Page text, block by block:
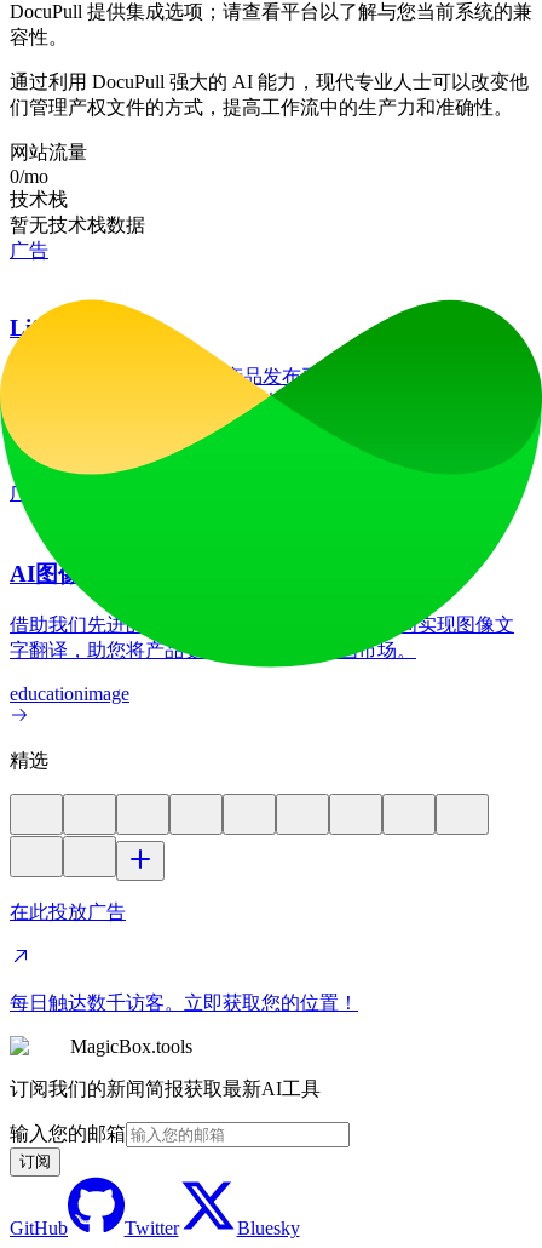
DocuPull 提供集成选项；请查看平台以了解与您当前系统的兼
容性。
通过利用 DocuPull 强大的 AI 能力，现代专业人士可以改变他
们管理产权文件的方式，提高工作流中的生产力和准确性。
网站流量
0/mo
技术栈
暂无技术栈数据
广告
LiftOff
LiftOff 是一个面向创客的产品发布平台，用于发布产品、收
获点赞、获得关注，并与热爱未来的社区共同构建发展势头。
launch-platform marketing
广告
AI图像翻译器
借助我们先进的AI图像翻译器，在70多种语言间实现图像文
字翻译，助您将产品更好地推向全球各国市场。
educationimage
精选
在此投放广告
每日触达数千访客。立即获取您的位置！
MagicBox.tools
订阅我们的新闻简报获取最新AI工具
输入您的邮箱
订阅
GitHub Twitter Bluesky